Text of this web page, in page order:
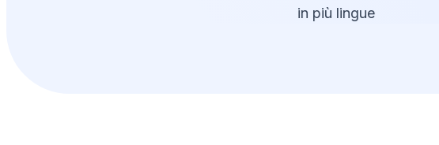
in più lingue